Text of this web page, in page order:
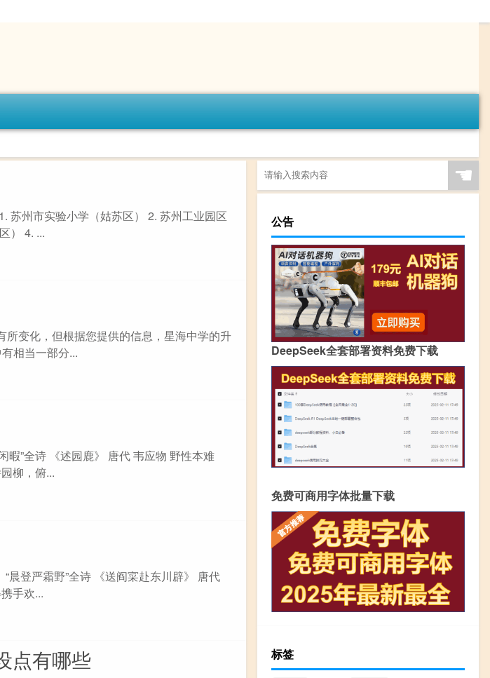
苏州市实验小学（姑苏区） 2. 苏州工业园区
） 4. ...
变化，但根据您提供的信息，星海中学的升
相当一部分...
暇”全诗 《述园鹿》 唐代 韦应物 野性本难
柳，俯...
晨登严霜野”全诗 《送阎寀赴东川辟》 唐代
手欢...
点有哪些
☚
公告
DeepSeek全套部署资料免费下载
免费可商用字体批量下载
标签